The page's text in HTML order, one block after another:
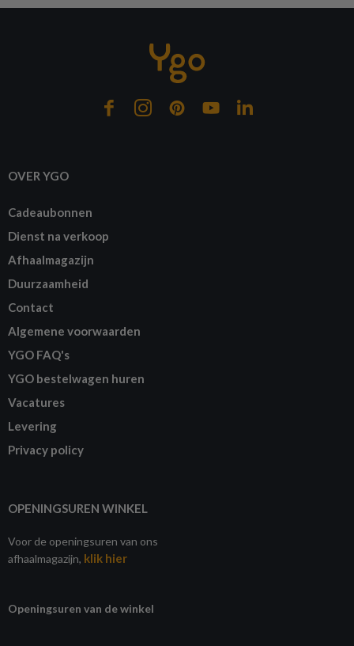
OVER YGO
Cadeaubonnen
Dienst na verkoop
Afhaalmagazijn
Duurzaamheid
Contact
Algemene voorwaarden
YGO FAQ's
YGO bestelwagen huren
Vacatures
Levering
Privacy policy
OPENINGSUREN WINKEL
Voor de openingsuren van ons
afhaalmagazijn, klik hier
Openingsuren van de winkel